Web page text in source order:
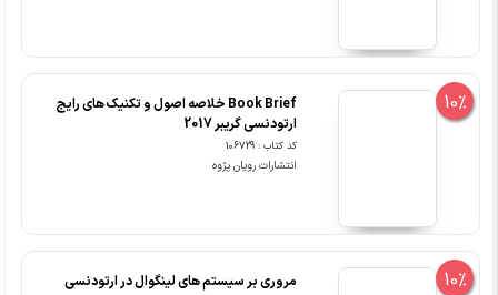
10%
Book Brief خلاصه اصول و تکنیک های رایج
ارتودنسی گریبر 2017
کد کتاب : 106729
انتشارات رویان پژوه
10% مروری بر سیستم های لینگوال در ارتودنسی